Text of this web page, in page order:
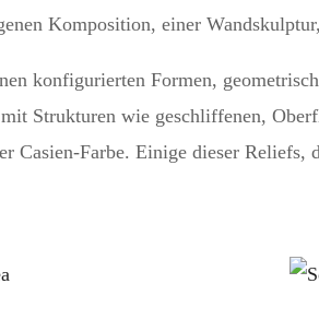
Komposition, einer
konfigurierten Formen,
Strukturen wie geschliffenen,
Casien-Farbe. Einige dieser